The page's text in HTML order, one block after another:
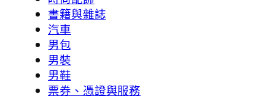
書籍與雜誌
汽車
男包
男裝
男鞋
票券、憑證與服務